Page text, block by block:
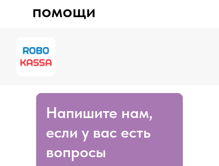
помощи
Напишите нам,
если у вас есть
вопросы